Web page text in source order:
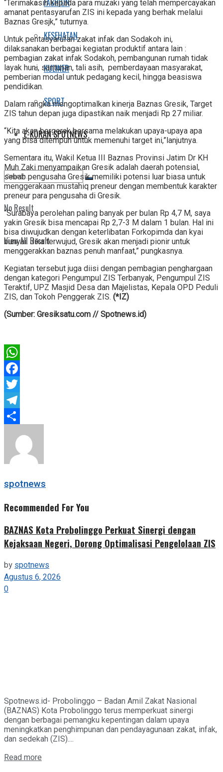
FASHION
KESEHATAN
KULINER
SPORT
E-KORAN SPOTNEWS
No Result
View All Result
“Terimakasih kepada para muzaki yang telah mempercayakan
amanat pentasyarufan ZIS ini kepada yang berhak melalui
Baznas Gresjk,” tuturnya.
Untuk pentasyarufan zakat infak dan Sodakoh ini,
dilaksanakan berbagai kegiatan produktif antara lain :
pembagian zakat infak Sodakoh, pembangunan rumah tidak
layak huni, santunan, tali asih, pemberdayaan masyarakat,
pemberian modal untuk pedagang kecil, hingga beasiswa
pendidikan.
Dalam rangka mengoptimalkan kinerja Baznas Gresik, Target
ZIS tahun depan juga dipastikan naik menjadi Rp 27 miliar.
“Kita akan bergerak bersama melakukan upaya-upaya apa
yang bisa ditempuh untuk memenuhi target ini,”lanjutnya.
Sementara itu, Wakil Ketua III Baznas Provinsi Jatim Dr KH
Muh Zaki menyampaikan Gresik adalah daerah potensial,
sebab pengusaha Gresik memiliki potensi luar biasa untuk
menggerakaan mustahiq preneur dengan membentuk karakter
preneur para pengusaha di Gresik.
“Surabaya perolehan paling banyak per bulan Rp 4,7 M, saya
yakin Gresik bisa mencapai Rp 2,7-3 M dalam 1 bulan. Hal ini
bisa diwujudkan dengan keterlibatan Forkopimda dan kyai
bunyai. Jika terwujud, Gresik akan menjadi pionir untuk
menggerakkan baznas penuh manfaat,” pungkasnya.
Kegiatan tersebut juga diisi dengan pembagian penghargaan
dengan kategori Pengumpul ZIS Terbanyak, Pengumpul ZIS
Teraktif, UPZ Masjid Desa dan Majelistas, Kepala OPD Peduli
ZIS, dan Tokoh Penggerak ZIS. (*IZ)
(Sumber: Gresiksatu.com // Spotnews.id)
WhatsApp
Facebook
Twitter
Telegram
Share
spotnews
Recommended For You
BAZNAS Kota Probolinggo Perkuat Sinergi dengan
Kejaksaan Negeri, Dorong Optimalisasi Pengelolaan ZIS
byspotnews
Agustus 6, 2026
0
Spotnews.id- Probolinggo – Badan Amil Zakat Nasional
(BAZNAS) Kota Probolinggo terus memperkuat sinergi
dengan berbagai pemangku kepentingan dalam upaya
meningkatkan penghimpunan dan pendayagunaan zakat, infak,
dan sedekah (ZIS)....
Read more